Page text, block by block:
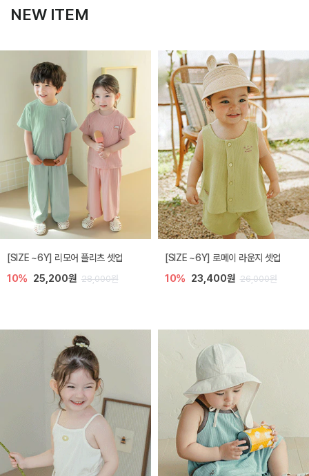
NEW ITEM
[SIZE ~6Y] 리모어 플리츠 셋업
10% 25,200원 28,000원
[SIZE ~6Y] 로메이 라운지 셋업
10% 23,400원 26,000원